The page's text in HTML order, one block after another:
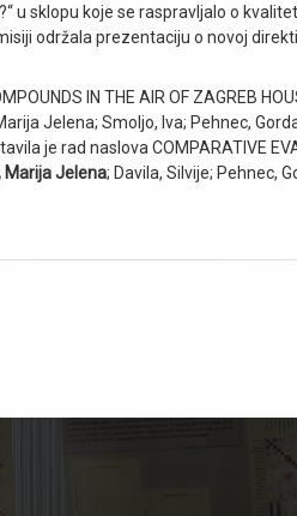
u sklopu koje se raspravljalo o
održala prezentaciju o novoj
IN THE AIR OF ZAGREB
Jelena; Smoljo, Iva; Pehnec,
je rad naslova COMPARATIVE
Marija Jelena; Davila, Silvije; Pehnec,